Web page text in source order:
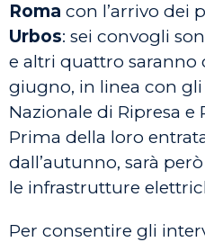
Roma con l’arrivo dei
Urbos: sei convogli
e altri quattro
giugno, in linea con
Nazionale di Ripresa e
Prima della loro
dall’autunno, sarà
le infrastrutture
Per consentire gli